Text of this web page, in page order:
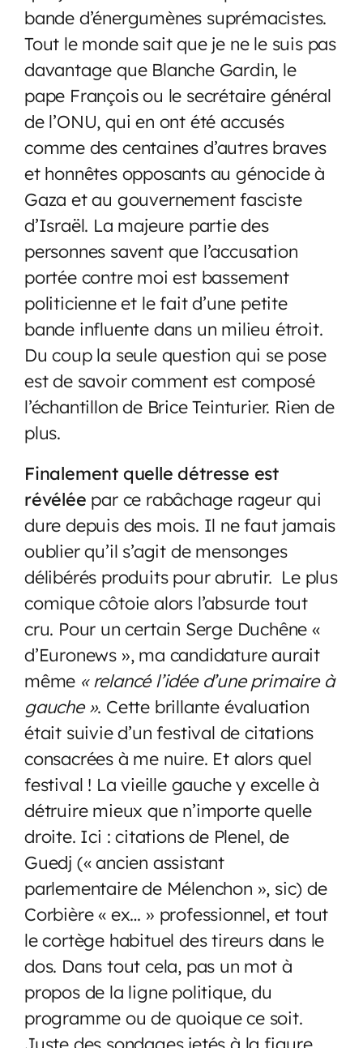
bande d’énergumènes suprémacistes.
Tout le monde sait que je ne le suis pas
davantage que Blanche Gardin, le
pape François ou le secrétaire général
de l’ONU, qui en ont été accusés
comme des centaines d’autres braves
et honnêtes opposants au génocide à
Gaza et au gouvernement fasciste
d’Israël. La majeure partie des
personnes savent que l’accusation
portée contre moi est bassement
politicienne et le fait d’une petite
bande influente dans un milieu étroit.
Du coup la seule question qui se pose
est de savoir comment est composé
l’échantillon de Brice Teinturier. Rien de
plus.
Finalement quelle détresse est
révélée par ce rabâchage rageur qui
dure depuis des mois. Il ne faut jamais
oublier qu’il s’agit de mensonges
délibérés produits pour abrutir. Le plus
comique côtoie alors l’absurde tout
cru. Pour un certain Serge Duchêne «
d’Euronews », ma candidature aurait
même « relancé l’idée d’une primaire à
gauche ». Cette brillante évaluation
était suivie d’un festival de citations
consacrées à me nuire. Et alors quel
festival ! La vieille gauche y excelle à
détruire mieux que n’importe quelle
droite. Ici : citations de Plenel, de
Guedj (« ancien assistant
parlementaire de Mélenchon », sic) de
Corbière « ex… » professionnel, et tout
le cortège habituel des tireurs dans le
dos. Dans tout cela, pas un mot à
propos de la ligne politique, du
programme ou de quoique ce soit.
Juste des sondages jetés à la figure.